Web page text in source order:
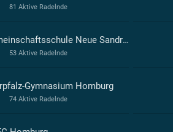
81 Aktive Radelnde
Gemeinschaftsschule Neue Sandrennbahn - Erbach Homburg
53 Aktive Radelnde
Gymnasium Homburg
74 Aktive Radelnde